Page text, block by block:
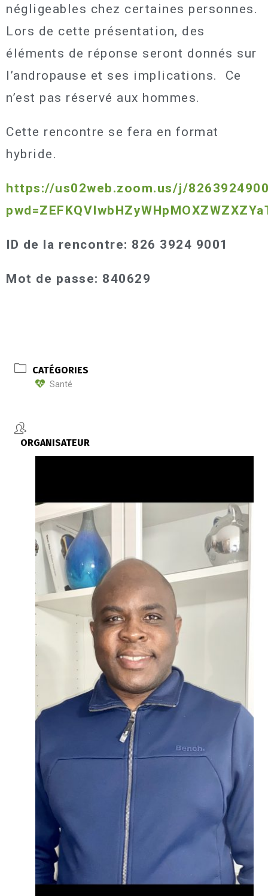
négligeables chez certaines personnes.
Lors de cette présentation, des
éléments de réponse seront donnés sur
l’andropause et ses implications. Ce
n’est pas réservé aux hommes.
Cette rencontre se fera en format
hybride.
https://us02web.zoom.us/j/
ID de la rencontre: 826 3924 9001
Mot de passe: 840629
CATÉGORIES
Santé
ORGANISATEUR